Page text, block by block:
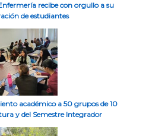
recibe con orgullo a su
de estudiantes
académico a 50 grupos de 10
y del Semestre Integrador